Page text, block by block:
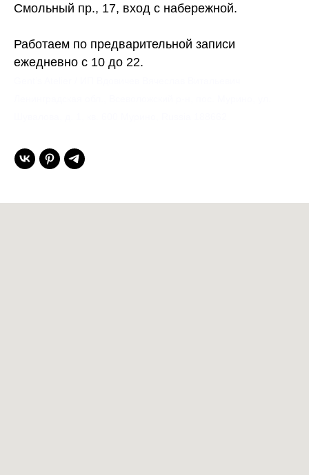
Смольный пр., 17, вход с набережной.
Работаем по предварительной записи
ежедневно с 10 до 22.